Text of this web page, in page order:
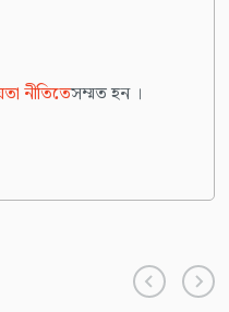
নীতিতেসম্মত হন ।